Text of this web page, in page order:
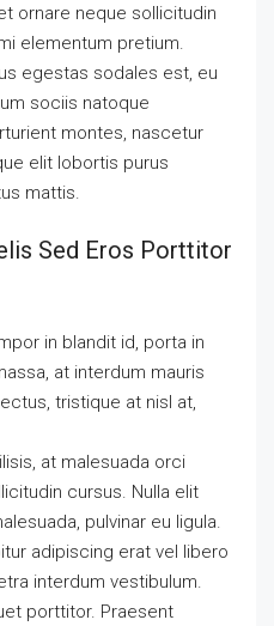
ornare neque sollicitudin
elementum pretium.
egestas sodales est, eu
sociis natoque
montes, nascetur
elit lobortis purus
mattis.
Sed Eros Porttitor
in blandit id, porta in
at interdum mauris
tristique at nisl at,
at malesuada orci
cursus. Nulla elit
pulvinar eu ligula.
adipiscing erat vel libero
interdum vestibulum.
porttitor. Praesent